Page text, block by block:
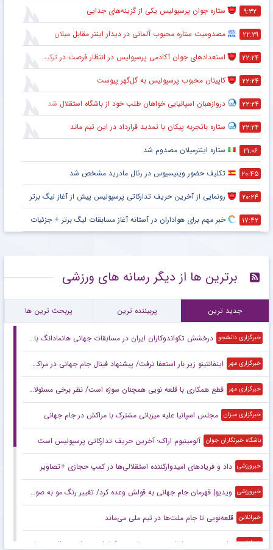
۹:۳۲ ستاره جوان پرسپولیس یکی از گزینه‌های جدایی
۲۲:۲۹ مصدومیت ستاره محبوب آلمانی در دیدار اینتر مقابل میلان
۲۲:۲۴ استعدادهای جوان آکادمی پرسپولیس در انتظار فرصت در ترکیب اصلی
۲۲:۲۴ کاپیتان محبوب پرسپولیس به گل‌گهر پیوست
۲۲:۲۴ دروازهبان اسپانیایی خواهان طلب خود از باشگاه استقلال شد
۲۲:۲۴ ستاره باتجربه پیکان با تمدید قرارداد در این تیم ماند
۲۱:۰۶ ستاره اینترمیلان مصدوم شد
۲۰:۴۵ تکلیف حضور وینیسیوس در رئال مادرید مشخص شد
۲۰:۲۴ رونمایی از آخرین حریف تدارکاتی پرسپولیس پیش از آغاز لیگ برتر
۱۷:۴۲ خبر مهم برای هواداران در آستانه آغاز مسابقات لیگ برتر + جزئیات
برترین ها از دیگر رسانه های ورزشی
جدید ترین پربیننده ترین پربحث ترین ها
خبرگزاری دانشجو درخشش تکواندوکاران ایران در مسابقات جهانی هانمادانگ با کسب ۲۶ مدال
خبرگزاری مهر اینفانتینو زیر بار استعفا نرفت/ پیشنهاد فینال جام جهانی در مراکش
خبرگزاری مهر قطع همکاری با قلعه نویی همچنان سوژه است/ نظر برخی مسئولان تغییر کرد!
خبرگزاری میزان مجلس اسپانیا علیه میزبانی مشترک با مراکش در جام جهانی
باشگاه خبرنگاران جوان آلومینیوم اراک؛ آخرین حریف تدارکاتی پرسپولیس است
خبرورزشی داد و فریادهای امیدوارکننده استقلالی‌ها در کمپ حجازی +تصاویر
خبرورزشی ویدیو| قهرمان جام جهانی به قولش وعده کرد/ تغییر رنگ مو به صورتی!
خبرانلاین قلعه‌نویی تا جام ملت‌ها در تیم ملی می‌ماند
خبرانلاین جلسه مهم در سپاهان؛ صحبت‌های نویدکیا با دو ستاره مدنظر پرسپولیس و تراکتور